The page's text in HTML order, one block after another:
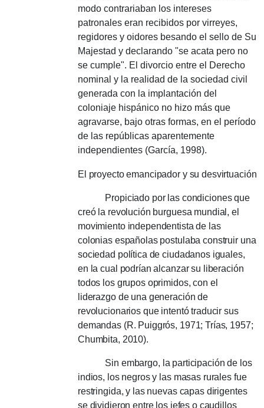
modo contrariaban los intereses
patronales eran recibidos por virreyes,
regidores y oidores besando el sello de Su
Majestad y declarando "se acata pero no
se cumple". El divorcio entre el Derecho
nominal y la realidad de la sociedad civil
generada con la implantación del
coloniaje hispánico no hizo más que
agravarse, bajo otras formas, en el período
de las repúblicas aparentemente
independientes (García, 1998).
El proyecto emancipador y su desvirtuación
Propiciado por las condiciones que
creó la revolución burguesa mundial, el
movimiento independentista de las
colonias españolas postulaba construir una
sociedad política de ciudadanos iguales,
en la cual podrían alcanzar su liberación
todos los grupos oprimidos, con el
liderazgo de una generación de
revolucionarios que intentó traducir sus
demandas (R. Puiggrós, 1971; Trías, 1957;
Chumbita, 2010).
Sin embargo, la participación de los
indios, los negros y las masas rurales fue
restringida, y las nuevas capas dirigentes
se dividieron entre los jefes o caudillos